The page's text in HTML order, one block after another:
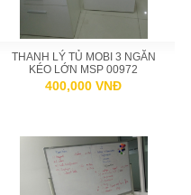
THANH LÝ TỦ MOBI 3 NGĂN
KÉO LỚN MSP 00972
400,000 VNĐ